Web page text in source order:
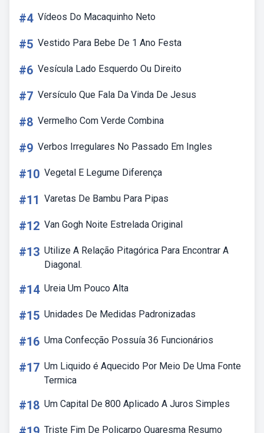
#4 Vídeos Do Macaquinho Neto
#5 Vestido Para Bebe De 1 Ano Festa
#6 Vesícula Lado Esquerdo Ou Direito
#7 Versículo Que Fala Da Vinda De Jesus
#8 Vermelho Com Verde Combina
#9 Verbos Irregulares No Passado Em Ingles
#10 Vegetal E Legume Diferença
#11 Varetas De Bambu Para Pipas
#12 Van Gogh Noite Estrelada Original
#13 Utilize A Relação Pitagórica Para Encontrar A
Diagonal.
#14 Ureia Um Pouco Alta
#15 Unidades De Medidas Padronizadas
#16 Uma Confecção Possuía 36 Funcionários
#17 Um Liquido é Aquecido Por Meio De Uma Fonte
Termica
#18 Um Capital De 800 Aplicado A Juros Simples
Triste Fim De Policarpo Quaresma Resumo